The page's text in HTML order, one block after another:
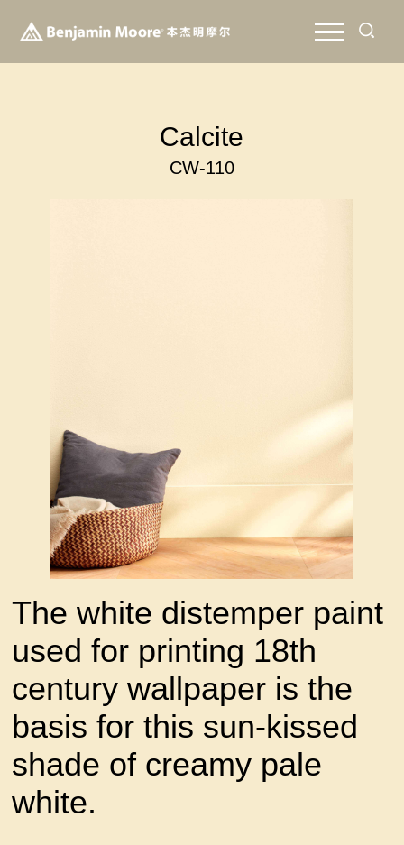
Calcite
CW-110
The white distemper paint
used for printing 18th
century wallpaper is the
basis for this sun-kissed
shade of creamy pale
white.